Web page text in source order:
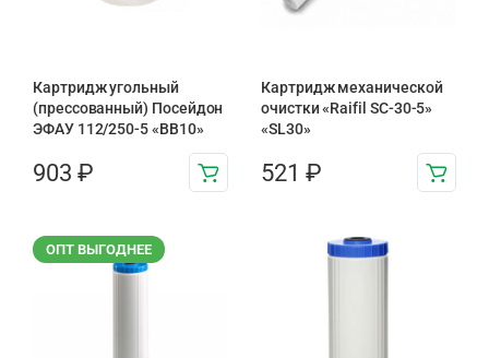
Картридж угольный
(прессованный) Посейдон
ЭФАУ 112/250-5 «BB10»
903 ₽
Картридж механической
очистки «Raifil SC-30-5»
«SL30»
521 ₽
ОПТ ВЫГОДНЕЕ